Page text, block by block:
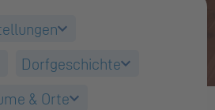
Dorfgeschichte
& Orte